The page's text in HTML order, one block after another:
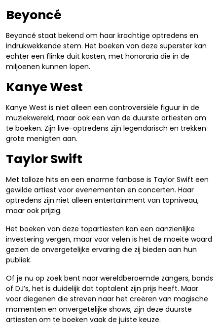
Beyoncé
Beyoncé staat bekend om haar krachtige optredens en
indrukwekkende stem. Het boeken van deze superster kan
echter een flinke duit kosten, met honoraria die in de
miljoenen kunnen lopen.
Kanye West
Kanye West is niet alleen een controversiële figuur in de
muziekwereld, maar ook een van de duurste artiesten om
te boeken. Zijn live-optredens zijn legendarisch en trekken
grote menigten aan.
Taylor Swift
Met talloze hits en een enorme fanbase is Taylor Swift een
gewilde artiest voor evenementen en concerten. Haar
optredens zijn niet alleen entertainment van topniveau,
maar ook prijzig.
Het boeken van deze topartiesten kan een aanzienlijke
investering vergen, maar voor velen is het de moeite waard
gezien de onvergetelijke ervaring die zij bieden aan hun
publiek.
Of je nu op zoek bent naar wereldberoemde zangers, bands
of DJ’s, het is duidelijk dat toptalent zijn prijs heeft. Maar
voor diegenen die streven naar het creëren van magische
momenten en onvergetelijke shows, zijn deze duurste
artiesten om te boeken vaak de juiste keuze.